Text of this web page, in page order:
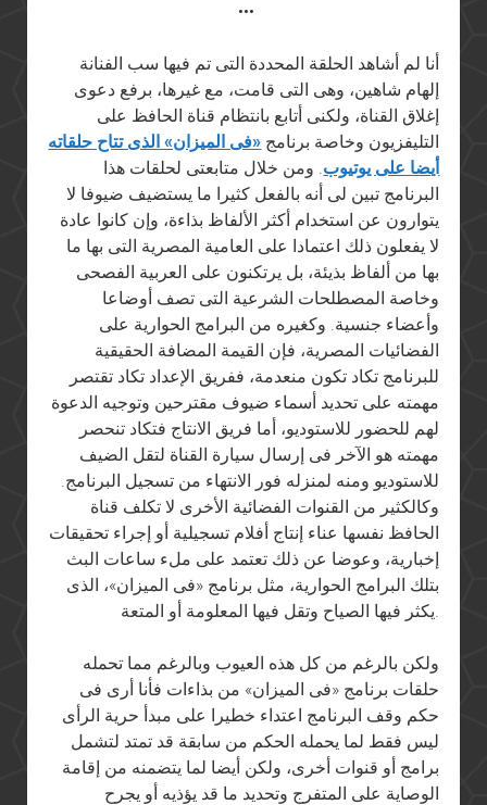
•••
أنا لم أشاهد الحلقة المحددة التى تم فيها سب الفنانة
إلهام شاهين، وهى التى قامت، مع غيرها، برفع دعوى
إغلاق القناة، ولكنى أتابع بانتظام قناة الحافظ على
التليفزيون وخاصة برنامج «فى الميزان» الذى تتاح حلقاته
أيضا على يوتيوب. ومن خلال متابعتى لحلقات هذا
البرنامج تبين لى أنه بالفعل كثيرا ما يستضيف ضيوفا لا
يتوارون عن استخدام أكثر الألفاظ بذاءة، وإن كانوا عادة
لا يفعلون ذلك اعتمادا على العامية المصرية التى بها ما
بها من ألفاظ بذيئة، بل يرتكنون على العربية الفصحى
وخاصة المصطلحات الشرعية التى تصف أوضاعا
وأعضاء جنسية. وكغيره من البرامج الحوارية على
الفضائيات المصرية، فإن القيمة المضافة الحقيقية
للبرنامج تكاد تكون منعدمة، ففريق الإعداد تكاد تقتصر
مهمته على تحديد أسماء ضيوف مقترحين وتوجيه الدعوة
لهم للحضور للاستوديو، أما فريق الانتاج فتكاد تنحصر
مهمته هو الآخر فى إرسال سيارة القناة لتقل الضيف
للاستوديو ومنه لمنزله فور الانتهاء من تسجيل البرنامج.
وكالكثير من القنوات الفضائية الأخرى لا تكلف قناة
الحافظ نفسها عناء إنتاج أفلام تسجيلية أو إجراء تحقيقات
إخبارية، وعوضا عن ذلك تعتمد على ملء ساعات البث
بتلك البرامج الحوارية، مثل برنامج «فى الميزان»، الذى
يكثر فيها الصياح وتقل فيها المعلومة أو المتعة.
ولكن بالرغم من كل هذه العيوب وبالرغم مما تحمله
حلقات برنامج «فى الميزان» من بذاءات فأنا أرى فى
حكم وقف البرنامج اعتداء خطيرا على مبدأ حرية الرأى
ليس فقط لما يحمله الحكم من سابقة قد تمتد لتشمل
برامج أو قنوات أخرى، ولكن أيضا لما يتضمنه من إقامة
الوصاية على المتفرج وتحديد ما قد يؤذيه أو يجرح